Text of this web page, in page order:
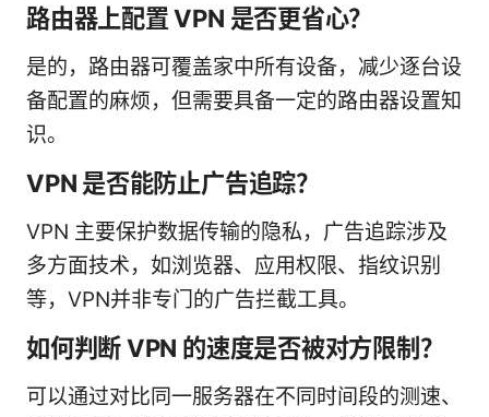
路由器上配置 VPN 是否更省心？
是的，路由器可覆盖家中所有设备，减少逐台设
备配置的麻烦，但需要具备一定的路由器设置知
识。
VPN 是否能防止广告追踪？
VPN 主要保护数据传输的隐私，广告追踪涉及
多方面技术，如浏览器、应用权限、指纹识别
等，VPN并非专门的广告拦截工具。
如何判断 VPN 的速度是否被对方限制？
可以通过对比同一服务器在不同时间段的测速、